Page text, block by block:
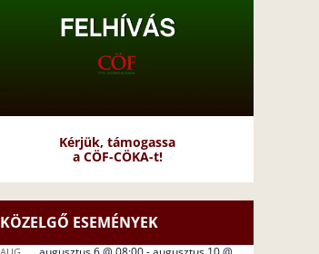
Kérjük, támogassa
a CÖF-CÖKA-t!
KÖZELGŐ ESEMÉNYEK